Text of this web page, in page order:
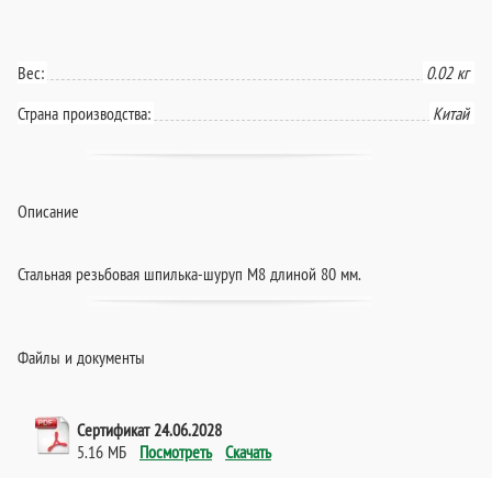
Вес:
0.02 кг
Страна производства:
Китай
Описание
Стальная резьбовая шпилька-шуруп М8 длиной 80 мм.
Файлы и документы
Сертификат 24.06.2028
5.16 МБ Посмотреть Скачать